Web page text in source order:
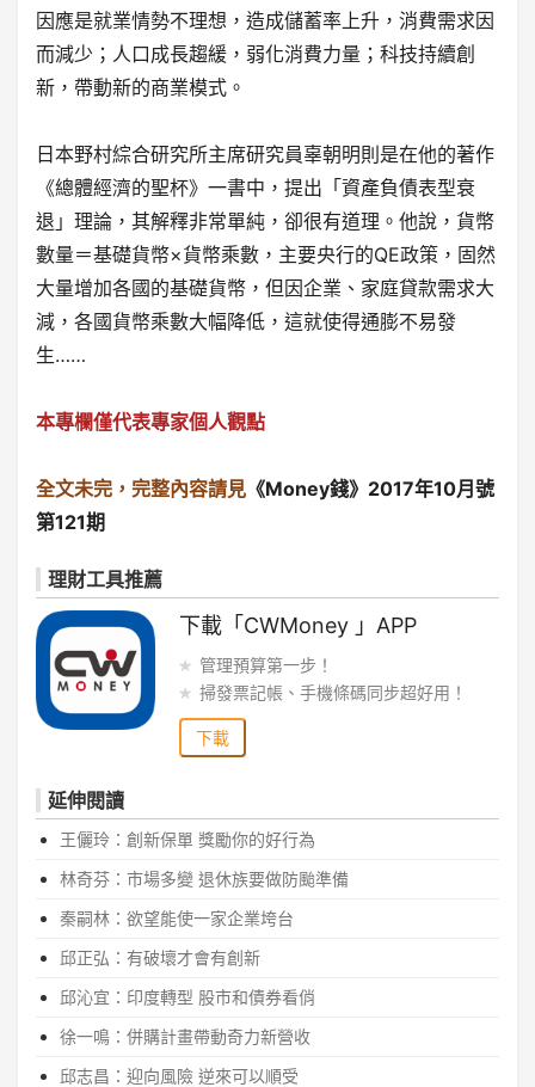
因應是就業情勢不理想，造成儲蓄率上升，消費需求因
而減少；人口成長趨緩，弱化消費力量；科技持續創
新，帶動新的商業模式。
日本野村綜合研究所主席研究員辜朝明則是在他的著作
《總體經濟的聖杯》一書中，提出「資產負債表型衰
退」理論，其解釋非常單純，卻很有道理。他說，貨幣
數量＝基礎貨幣×貨幣乘數，主要央行的QE政策，固然
大量增加各國的基礎貨幣，但因企業、家庭貸款需求大
減，各國貨幣乘數大幅降低，這就使得通膨不易發
生……
本專欄僅代表專家個人觀點
全文未完，完整內容請見 《Money錢》2017年10月號
第121期
理財工具推薦
下載「CWMoney 」APP
管理預算第一步！
掃發票記帳、手機條碼同步超好用！
下載
延伸閱讀
王儷玲：創新保單 獎勵你的好行為
林奇芬：市場多變 退休族要做防颱準備
秦嗣林：欲望能使一家企業垮台
邱正弘：有破壞才會有創新
邱沁宜：印度轉型 股市和債券看俏
徐一鳴：併購計畫帶動奇力新營收
邱志昌：迎向風險 逆來可以順受